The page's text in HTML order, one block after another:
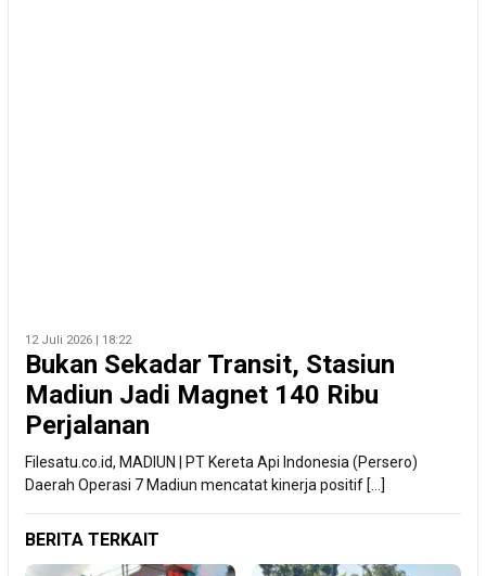
12 Juli 2026 | 18:22
Bukan Sekadar Transit, Stasiun
Madiun Jadi Magnet 140 Ribu
Perjalanan
Filesatu.co.id, MADIUN | PT Kereta Api Indonesia (Persero)
Daerah Operasi 7 Madiun mencatat kinerja positif […]
BERITA TERKAIT